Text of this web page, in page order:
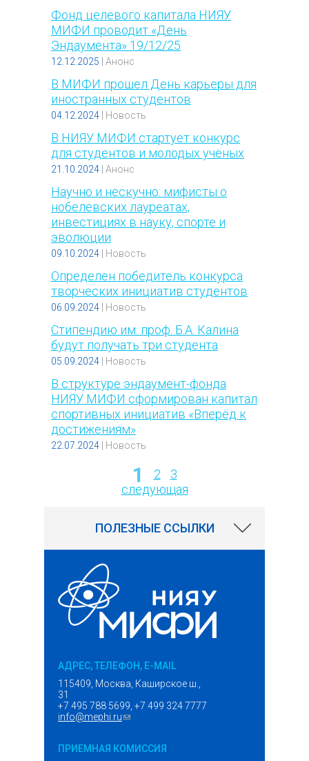
Фонд целевого капитала НИЯУ
МИФИ проводит «День
Эндаумента» 19/12/25
12.12.2025 Анонс
В МИФИ прошел День карьеры для
иностранных студентов
04.12.2024 Новость
В НИЯУ МИФИ стартует конкурс
для студентов и молодых учёных
21.10.2024 Анонс
Научно и нескучно: мифисты о
нобелевских лауреатах,
инвестициях в науку, спорте и
эволюции
09.10.2024 Новость
Определен победитель конкурса
творческих инициатив студентов
06.09.2024 Новость
Стипендию им. проф. Б.А. Калина
будут получать три студента
05.09.2024 Новость
В структуре эндаумент-фонда
НИЯУ МИФИ сформирован капитал
спортивных инициатив «Вперёд к
достижениям»
22.07.2024 Новость
Страницы
1 2
3
следующая
ПОЛЕЗНЫЕ ССЫЛКИ
АДРЕС, ТЕЛЕФОН, E-MAIL
115409, Москва, Каширское ш.,
31
+7 495 788 5699, +7 499 324 7777
info@mephi.ru(ссылка для отправки email)
ПРИЕМНАЯ КОМИССИЯ